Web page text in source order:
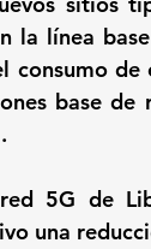
la línea
consumo
base
5G de
una